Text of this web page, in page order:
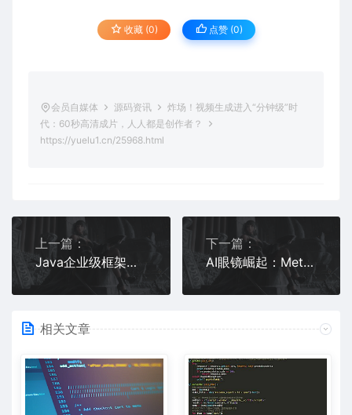
收藏 (0) 点赞 (0)
会员自媒体 源码资讯
炸场！视频生成进入“分钟级”时
代：60秒高清成片，人人都是创作者？
https://yuelu1.cn/25968.html
上一篇：
Java企业级框架源码：Spring/MyBatis实战
下一篇：
AI眼镜崛起：Meta、小米、华为争抢“下一代入口”
相关文章